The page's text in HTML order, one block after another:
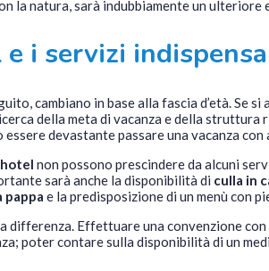
la natura, sarà indubbiamente un ulteriore
i servizi
cambiano in base alla fascia d’età. Se
della meta di vacanza e della
devastante passare una vacanza
non possono prescindere da alcuni
sarà anche la disponibilità di culla in
pappa e la predisposizione di un menù con
differenza. Effettuare una convenzione
poter contare sulla disponibilità di un